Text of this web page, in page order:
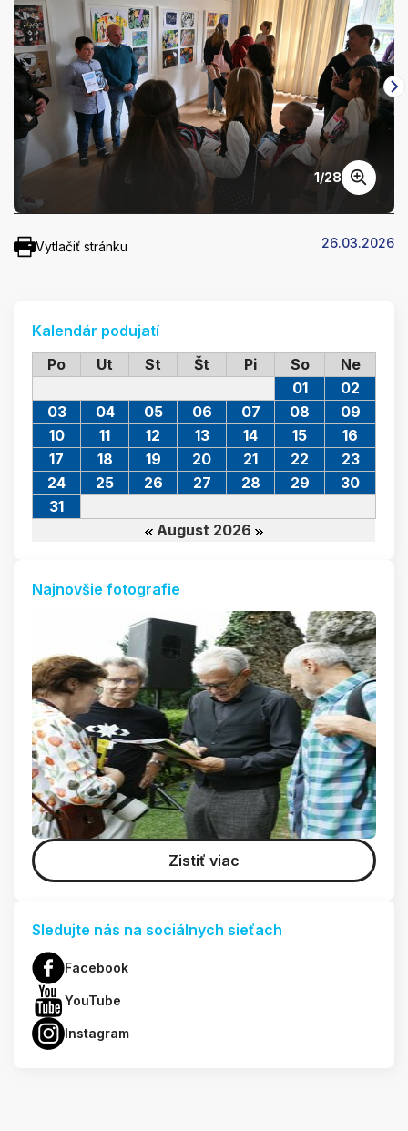
1/28
Vytlačiť stránku 26.03.2026
Kalendár podujatí
Po
Ut St Št Pi So Ne
August 2026
01
02
03
04 05 06 07 08
09
10
11 12 13 14 15
16
17
18 19 20 21 22
23
24
25 26 27 28 29
30
31
Najnovšie fotografie
Zistiť viac
Sledujte nás na sociálnych sieťach
Facebook
YouTube
Instagram